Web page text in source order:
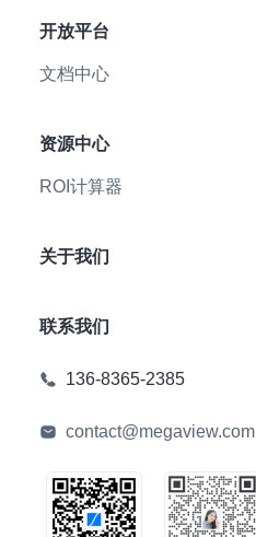
开放平台
文档中心
资源中心
ROI计算器
关于我们
联系我们
136-8365-2385
contact@megaview.com